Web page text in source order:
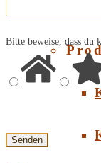
Bitte beweise, dass du